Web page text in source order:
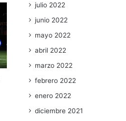
julio 2022
junio 2022
mayo 2022
abril 2022
marzo 2022
febrero 2022
enero 2022
diciembre 2021